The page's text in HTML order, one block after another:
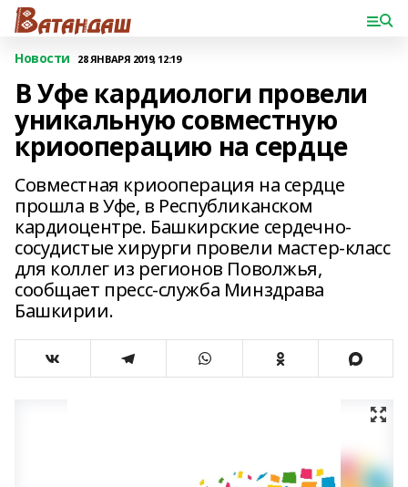
Новости 28 ЯНВАРЯ 2019, 12:19
В Уфе кардиологи провели
уникальную совместную
криооперацию на сердце
Совместная криооперация на сердце
прошла в Уфе, в Республиканском
кардиоцентре. Башкирские сердечно-
сосудистые хирурги провели мастер-класс
для коллег из регионов Поволжья,
сообщает пресс-служба Минздрава
Башкирии.